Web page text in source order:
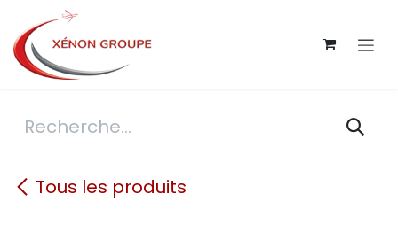
Se rendre au contenu
Tous les produits